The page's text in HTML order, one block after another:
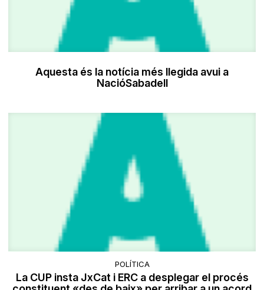
Aquesta és la notícia més llegida avui a
NacióSabadell
POLÍTICA
La CUP insta JxCat i ERC a desplegar el procés